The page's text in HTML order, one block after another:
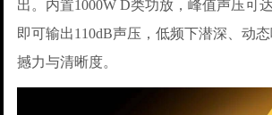
出。内置1000W D类功放，峰值声压可
即可输出110dB声压，低频下潜深、动
撼力与清晰度。